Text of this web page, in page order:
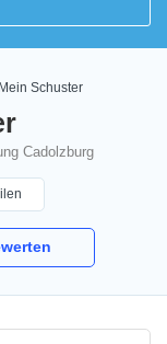
Mein Schuster
Cadolzburg